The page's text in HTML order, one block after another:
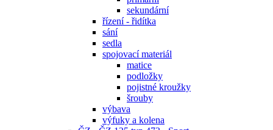
sekundární
řízení - řidítka
sání
sedla
spojovací materiál
matice
podložky
pojistné kroužky
šrouby
výbava
výfuky a kolena